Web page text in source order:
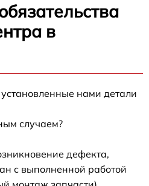
в
нами детали
случаем?
дефекта,
с выполненной работой